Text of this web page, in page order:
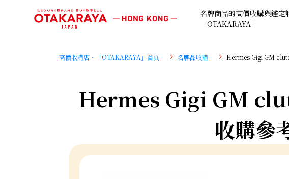
名牌商品的高價收購與鑑
「OTAKARAYA」
高價收購店・「OTAKARAYA」首頁 名牌品收購 Hermes Gigi GM
Hermes Gigi GM
收購參